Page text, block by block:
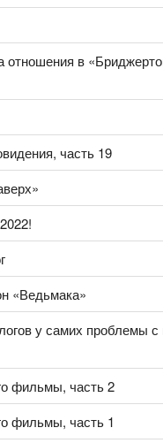
отношения в
часть 19
«Ведьмака»
у самих проблемы
фильмы, часть 2
фильмы, часть 1